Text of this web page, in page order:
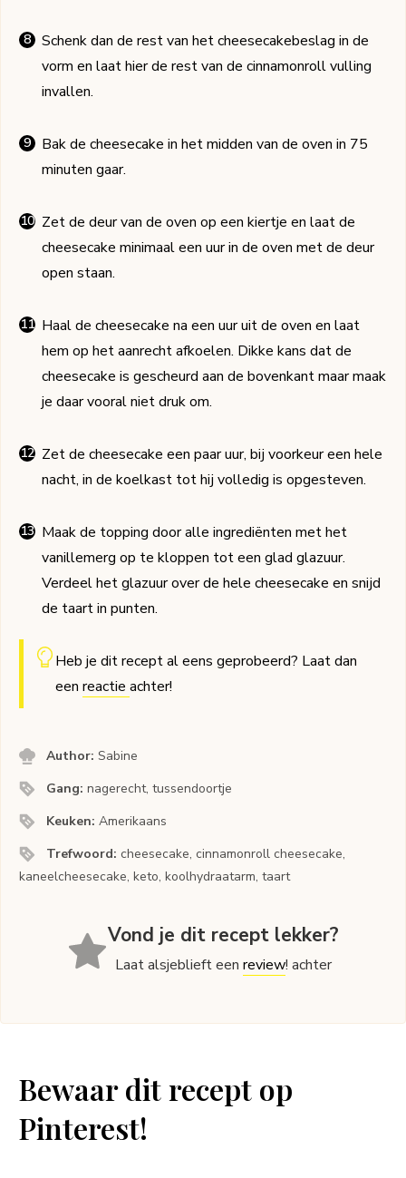
Schenk dan de rest van het cheesecakebeslag in de
vorm en laat hier de rest van de cinnamonroll vulling
invallen.
Bak de cheesecake in het midden van de oven in 75
minuten gaar.
Zet de deur van de oven op een kiertje en laat de
cheesecake minimaal een uur in de oven met de deur
open staan.
Haal de cheesecake na een uur uit de oven en laat
hem op het aanrecht afkoelen. Dikke kans dat de
cheesecake is gescheurd aan de bovenkant maar maak
je daar vooral niet druk om.
Zet de cheesecake een paar uur, bij voorkeur een hele
nacht, in de koelkast tot hij volledig is opgesteven.
Maak de topping door alle ingrediënten met het
vanillemerg op te kloppen tot een glad glazuur.
Verdeel het glazuur over de hele cheesecake en snijd
de taart in punten.
Heb je dit recept al eens geprobeerd? Laat dan
een reactie achter!
Author:Sabine
Gang:nagerecht, tussendoortje
Keuken:Amerikaans
Trefwoord: cheesecake, cinnamonroll cheesecake,
kaneelcheesecake, keto, koolhydraatarm, taart
Vond je dit recept lekker?
Laat alsjeblieft eenreview! achter
Bewaar dit recept op
Pinterest!